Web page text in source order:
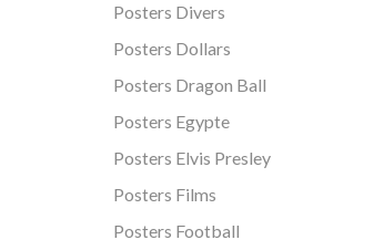
Posters Divers
Posters Dollars
Posters Dragon Ball
Posters Egypte
Posters Elvis Presley
Posters Films
Posters Football